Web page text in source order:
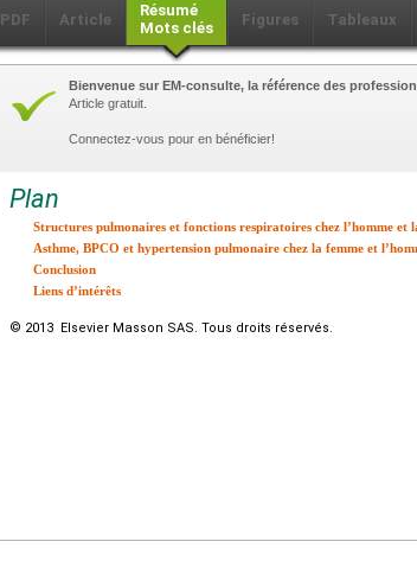
PDF Article
Résumé
Mots clés
Figures Tableaux
Bienvenue sur EM-consulte, la référence des
Article gratuit.
Connectez-vous pour en bénéficier!
Plan
Structures pulmonaires et fonctions respiratoires chez l’homme et
Asthme, BPCO et hypertension pulmonaire chez la femme et
Conclusion
Liens d’intérêts
© 2013 Elsevier Masson SAS. Tous droits réservés.